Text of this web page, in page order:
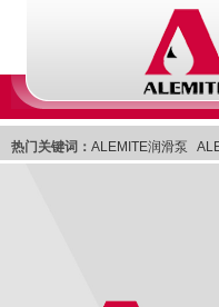
热门关键词： ALEMITE润滑泵
美国